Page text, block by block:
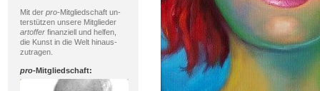
Mit der pro-Mitgliedschaft un-
terstützen unsere Mitglieder
artofferfinanziell und helfen,
die Kunst in die Welt hinaus-
zutragen.
pro-Mitgliedschaft: